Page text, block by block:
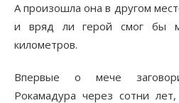
А произошла она в другом
и вряд ли герой смог бы
километров.
Впервые о мече
Рокамадура через сотни